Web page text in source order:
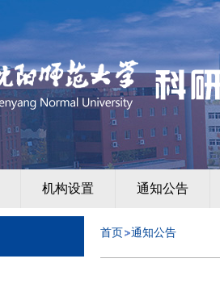
机构设置 通知公告
首页 通知公告